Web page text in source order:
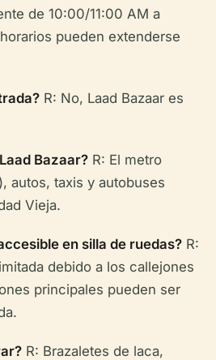
de 10:00/11:00 AM a
pueden extenderse
R: No, Laad Bazaar es
Bazaar? R: El metro
autos, taxis y autobuses
Vieja.
en silla de ruedas? R:
debido a los callejones
principales pueden ser
R: Brazaletes de laca,